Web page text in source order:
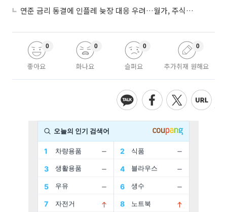
연준 금리 동결에 인플레 늦장 대응 우려…월가, 주식도 채권도 던졌다
좋아요
0
화나요
0
슬퍼요
0
추가취재 원해요
0